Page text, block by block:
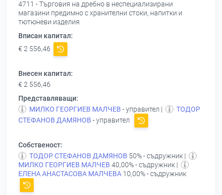
4711 - Търговия на дребно в неспециализирани
магазини предимно с хранителни стоки, напитки и
тютюневи изделия
Вписан капитал:
€ 2 556,46
Внесен капитал:
€ 2 556,46
Представляващи:
МИЛКО ГЕОРГИЕВ МАЛЧЕВ - управител |
ТОДОР
СТЕФАНОВ ДАМЯНОВ - управител
Собственост:
ТОДОР СТЕФАНОВ ДАМЯНОВ 50% - съдружник |
МИЛКО ГЕОРГИЕВ МАЛЧЕВ 40,00% - съдружник |
ЕЛЕНА АНАСТАСОВА МАЛЧЕВА 10,00% - съдружник